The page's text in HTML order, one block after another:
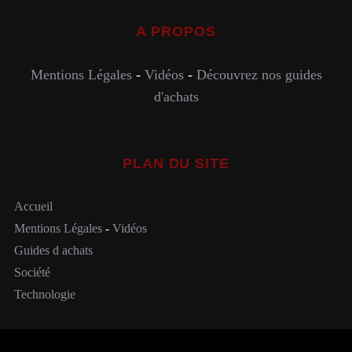
A PROPOS
Mentions Légales- Vidéos- Découvrez nos guides
d'achats
PLAN DU SITE
Accueil
Mentions Légales- Vidéos
Guides d achats
Société
Technologie